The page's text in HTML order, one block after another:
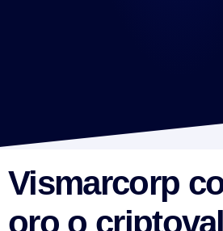
Vismarcorp
oro o